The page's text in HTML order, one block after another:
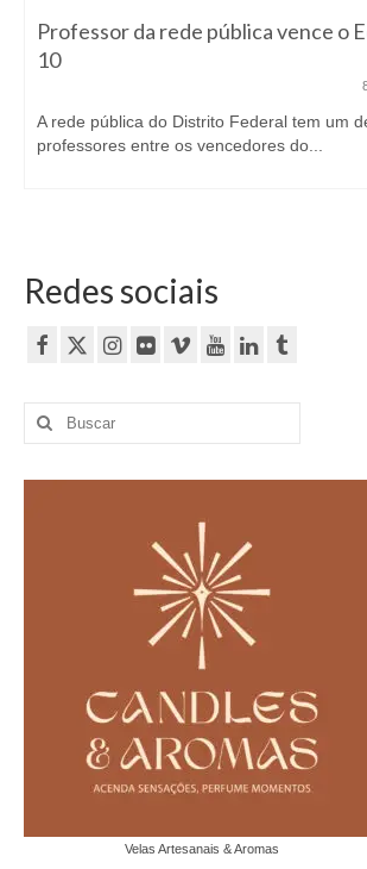
Professor da rede pública vence o
10
A rede pública do Distrito Federal tem um
professores entre os vencedores do...
Redes sociais
Buscar
por:
Velas Artesanais & Aromas